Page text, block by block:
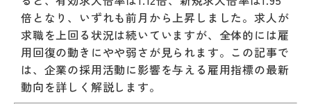
倍となり、いずれも前月から上昇しました。求人が
求職を上回る状況は続いていますが、全体的には雇
用回復の動きにやや弱さが見られます。この記事で
は、企業の採用活動に影響を与える雇用指標の最新
動向を詳しく解説します。